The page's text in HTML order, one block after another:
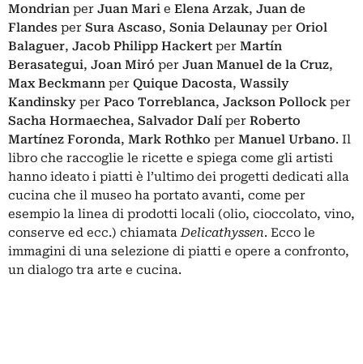
Mondrian per Juan Mari e Elena Arzak, Juan de
Flandes per Sura Ascaso, Sonia Delaunay per Oriol
Balaguer, Jacob Philipp Hackert per Martín
Berasategui, Joan Miró per Juan Manuel de la Cruz,
Max Beckmann per Quique Dacosta, Wassily
Kandinsky per Paco Torreblanca, Jackson Pollock per
Sacha Hormaechea, Salvador Dalí per Roberto
Martínez Foronda, Mark Rothko per Manuel Urbano. Il
libro che raccoglie le ricette e spiega come gli artisti
hanno ideato i piatti è l’ultimo dei progetti dedicati alla
cucina che il museo ha portato avanti, come per
esempio la linea di prodotti locali (olio, cioccolato, vino,
conserve ed ecc.) chiamataDelicathyssen. Ecco le
immagini di una selezione di piatti e opere a confronto,
un dialogo tra arte e cucina.